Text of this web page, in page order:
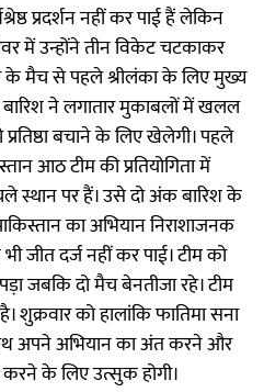
प्रदर्शन नहीं कर पाई हैं लेकिन
में उन्होंने तीन विकेट चटकाकर
के मैच से पहले श्रीलंका के लिए मुख्य
बारिश ने लगातार मुकाबलों में खलल
बचाने के लिए खेलेगी। पहले
आठ टीम की प्रतियोगिता में
पर हैं। उसे दो अंक बारिश के
का अभियान निराशाजनक
जीत दर्ज नहीं कर पाई। टीम को
जबकि दो मैच बेनतीजा रहे। टीम
शुक्रवार को हालांकि फातिमा सना
अपने अभियान का अंत करने और
के लिए उत्सुक होगी।